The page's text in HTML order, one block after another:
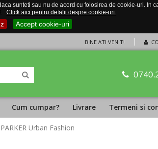
sunteti sau nu de acord cu folosirea de cookie-uri.
Click aici pentru detalii despre cookie-uri.
Accept cookie-uri
BINE ATI VENIT!
Cum cumpar? Livrare Termeni si
Urban Fashion